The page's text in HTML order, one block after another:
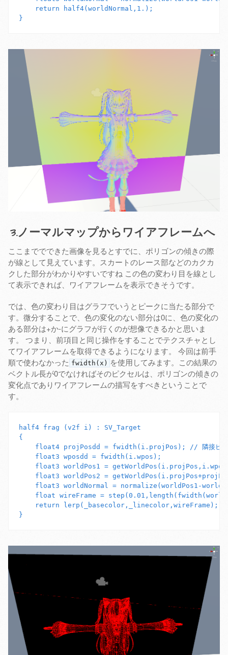
    return half4(worldNormal,1.);
3.ノーマルマップからワイアフレームへ
ここまででできた画像を見るとすでに、ポリゴンの傾きの際
が線として見えています。スカートのレース部などのカクカ
クした部分がわかりやすいですね この色の変わり目を線とし
て表示できれば、ワイアフレームを表示できそうです。
では、色の変わり目はグラフでいうとピークに当たる部分で
す。微分することで、色の変化のない部分は0に、色の変化の
ある部分は+か-にグラフが行くのが想像できるかと思いま
す。 つまり、前項目と同じ操作をすることでテクスチャとし
てワイアフレームを取得できるようになります。 今回は前手
順で使わなかった fwidth(x) を使用してみます。この結果の
ベクトル長が0でなければそのピクセルは、ポリゴンの傾きの
変化点でありワイアフレームの描写をすべきということで
す。
half4 frag (v2f i) : SV_Target
{
float4 projPosdd = fwidth(i.projPos); // 隣接ピク
    float3 wposdd = fwidth(i.wpos);
float3 worldPos1 =
float3 worldPos2 =
float3 worldNormal = normalize(worldPos1-
float wireFrame =
    return lerp(_basecolor,_linecolor,wireFrame);